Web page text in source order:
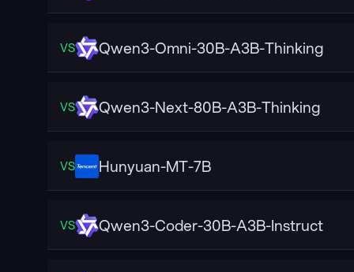
VS Qwen3-Omni-30B-A3B-Thinking
VS Qwen3-Next-80B-A3B-Thinking
VS Hunyuan-MT-7B
VS Qwen3-Coder-30B-A3B-Instruct